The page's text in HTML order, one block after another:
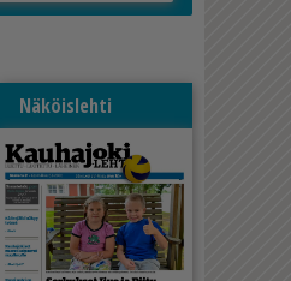
Näköislehti